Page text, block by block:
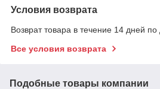
Условия возврата
Возврат товара в течение 14 дней по
Все условия возврата
Подобные товары компании